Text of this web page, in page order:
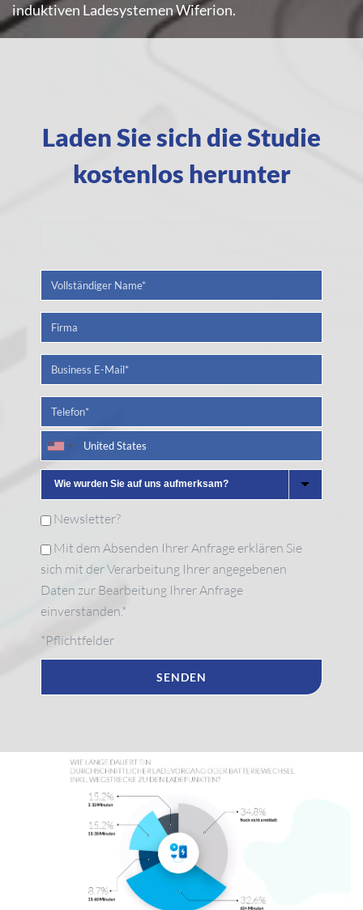
induktiven Ladesystemen Wiferion.
Laden Sie sich die Studie
kostenlos herunter
Newsletter?
Mit dem Absenden Ihrer Anfrage erklären Sie
sich mit der Verarbeitung Ihrer angegebenen
Daten zur Bearbeitung Ihrer Anfrage
einverstanden.*
*Pflichtfelder